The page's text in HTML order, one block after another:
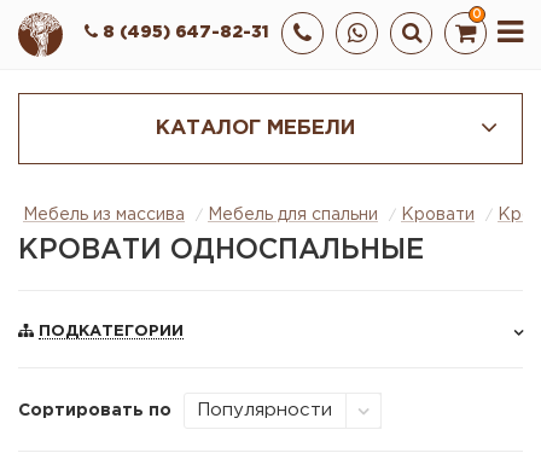
0
8 (495) 647-82-31
КАТАЛОГ МЕБЕЛИ
Мебель из массива Мебель для спальни Кровати
КРОВАТИ ОДНОСПАЛЬНЫЕ
ПОДКАТЕГОРИИ
Сортировать по